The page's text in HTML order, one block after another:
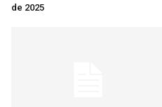
de 2025